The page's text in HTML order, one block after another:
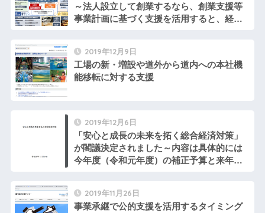
～法人設立して創業するなら、創業支援等
事業計画に基づく支援を活用すると、経営
2019年12月9日
工場の新・増設や道外から道内への本社機
能移転に対する支援
2019年12月6日
「安心と成長の未来を拓く総合経済対策」
が閣議決定されました～内容は具体的には
今年度（令和元年度）の補正予算と来年度
2019年11月26日
事業承継で公的支援を活用するタイミング